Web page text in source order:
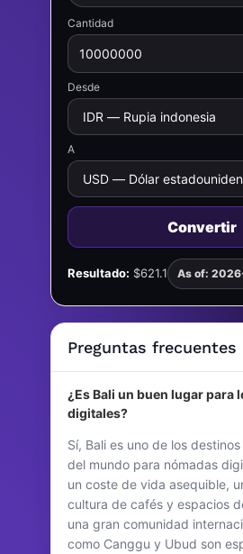
Cantidad
Desde
A
Convertir
Resultado: $621.1 As of:
Preguntas frecuentes
¿Es Bali un buen lugar para
digitales?
Sí, Bali es uno de los
del mundo para nómadas
un coste de vida asequible,
cultura de cafés y espacios
una gran comunidad
como Canggu y Ubud son